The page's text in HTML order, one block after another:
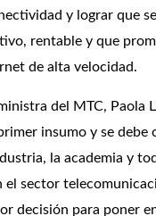
y lograr que
rentable y que
de alta velocidad.
del MTC, Paola
insumo y se debe
la academia y
el sector
decisión para poner